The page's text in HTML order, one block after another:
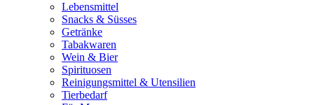
Lebensmittel
Snacks & Süsses
Getränke
Tabakwaren
Wein & Bier
Spirituosen
Reinigungsmittel & Utensilien
Tierbedarf